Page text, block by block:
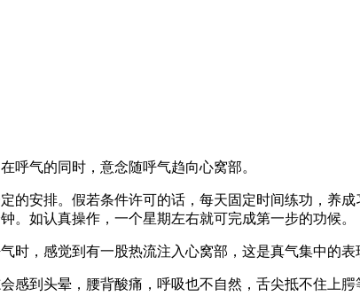
呼气的同时，意念随呼气趋向心窝部。
的安排。假若条件许可的话，每天固定时间练功，养
。如认真操作，一个星期左右就可完成第一步的功候。
时，感觉到有一股热流注入心窝部，这是真气集中的
感到头晕，腰背酸痛，呼吸也不自然，舌尖抵不住上